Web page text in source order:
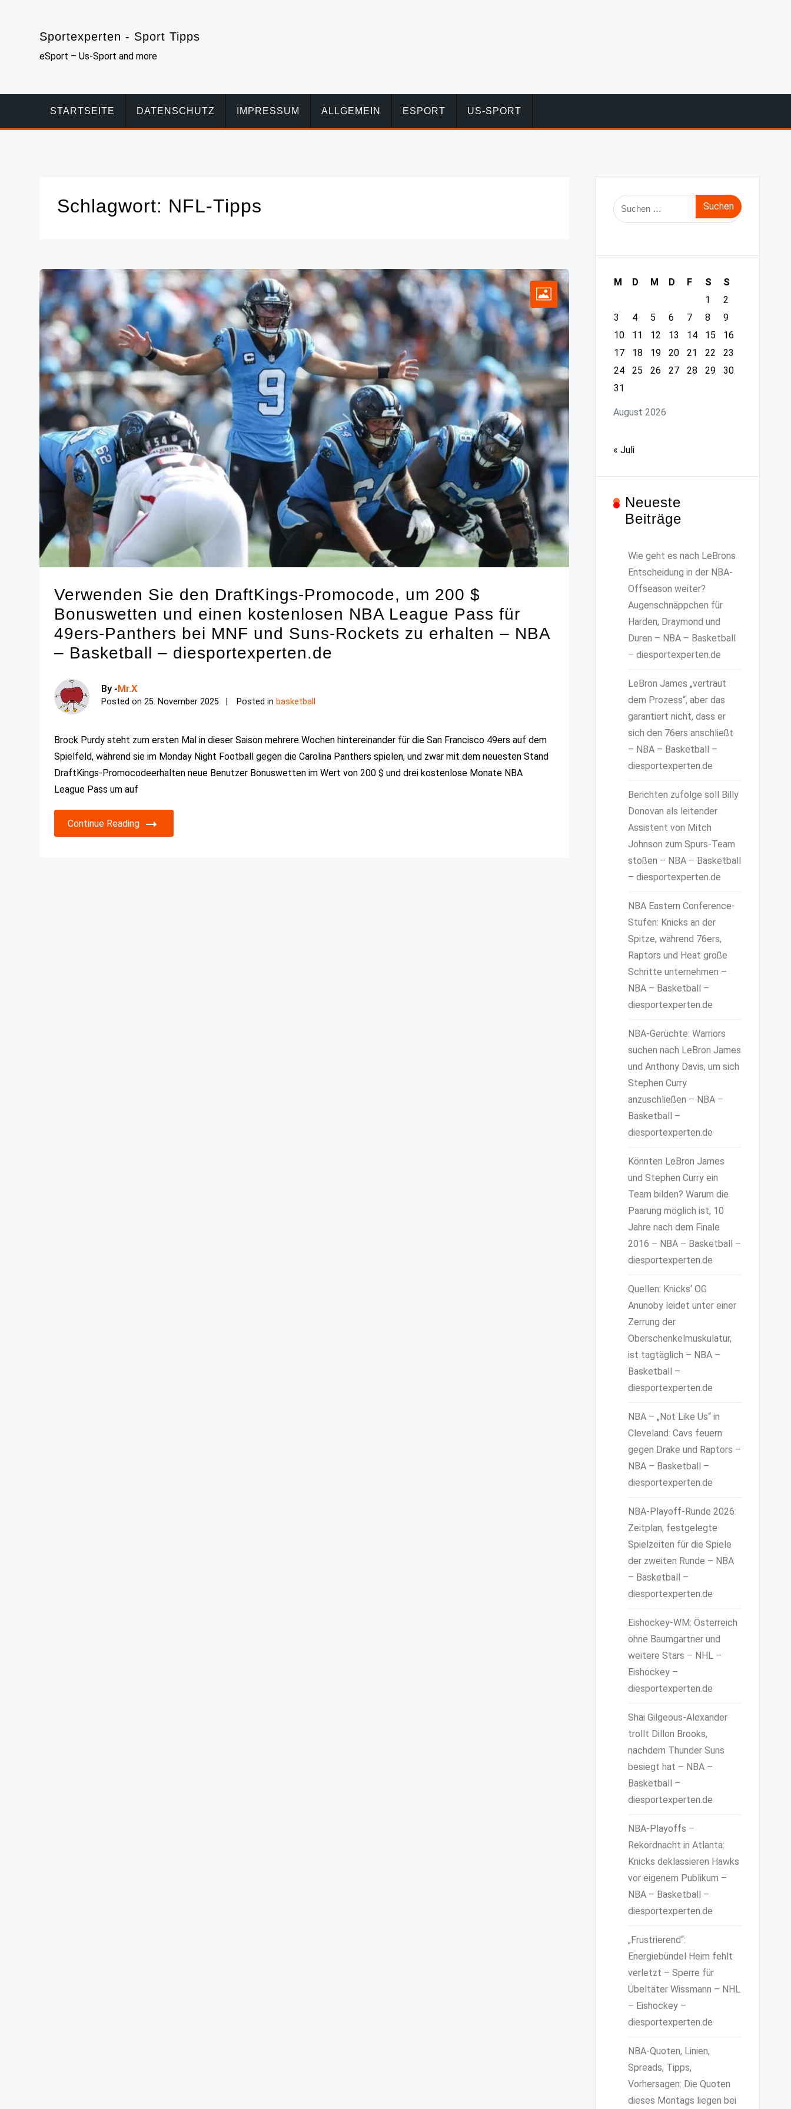
Sportexperten - Sport Tipps
eSport – Us-Sport and more
STARTSEITE DATENSCHUTZ IMPRESSUM ALLGEMEIN ESPORT US-SPORT
Schlagwort: NFL-Tipps
Verwenden Sie den DraftKings-Promocode, um 200 $
Bonuswetten und einen kostenlosen NBA League Pass für
49ers-Panthers bei MNF und Suns-Rockets zu erhalten – NBA
– Basketball – diesportexperten.de
By -Mr.X
Posted on25. November 2025 Posted in basketball
Brock Purdy steht zum ersten Mal in dieser Saison mehrere Wochen hintereinander für die San Francisco 49ers auf dem
Spielfeld, während sie im Monday Night Football gegen die Carolina Panthers spielen, und zwar mit dem neuesten Stand
DraftKings-Promocodeerhalten neue Benutzer Bonuswetten im Wert von 200 $ und drei kostenlose Monate NBA
League Pass um auf
Continue Reading
Suche
nach:
August 2026
M D M D F S
S
1
2
3
4 5 6 7 8
9
10
11 12 13 14 15
16
17
18 19 20 21 22
23
24
25 26 27 28 29
30
31
« Juli
Neueste
Beiträge
Wie geht es nach LeBrons
Entscheidung in der NBA-
Offseason weiter?
Augenschnäppchen für
Harden, Draymond und
Duren – NBA – Basketball
– diesportexperten.de
LeBron James „vertraut
dem Prozess“, aber das
garantiert nicht, dass er
sich den 76ers anschließt
– NBA – Basketball –
diesportexperten.de
Berichten zufolge soll Billy
Donovan als leitender
Assistent von Mitch
Johnson zum Spurs-Team
stoßen – NBA – Basketball
– diesportexperten.de
NBA Eastern Conference-
Stufen: Knicks an der
Spitze, während 76ers,
Raptors und Heat große
Schritte unternehmen –
NBA – Basketball –
diesportexperten.de
NBA-Gerüchte: Warriors
suchen nach LeBron James
und Anthony Davis, um sich
Stephen Curry
anzuschließen – NBA –
Basketball –
diesportexperten.de
Könnten LeBron James
und Stephen Curry ein
Team bilden? Warum die
Paarung möglich ist, 10
Jahre nach dem Finale
2016 – NBA – Basketball –
diesportexperten.de
Quellen: Knicks‘ OG
Anunoby leidet unter einer
Zerrung der
Oberschenkelmuskulatur,
ist tagtäglich – NBA –
Basketball –
diesportexperten.de
NBA – „Not Like Us“ in
Cleveland: Cavs feuern
gegen Drake und Raptors –
NBA – Basketball –
diesportexperten.de
NBA-Playoff-Runde 2026:
Zeitplan, festgelegte
Spielzeiten für die Spiele
der zweiten Runde – NBA
– Basketball –
diesportexperten.de
Eishockey-WM: Österreich
ohne Baumgartner und
weitere Stars – NHL –
Eishockey –
diesportexperten.de
Shai Gilgeous-Alexander
trollt Dillon Brooks,
nachdem Thunder Suns
besiegt hat – NBA –
Basketball –
diesportexperten.de
NBA-Playoffs –
Rekordnacht in Atlanta:
Knicks deklassieren Hawks
vor eigenem Publikum –
NBA – Basketball –
diesportexperten.de
„Frustrierend“:
Energiebündel Heim fehlt
verletzt – Sperre für
Übeltäter Wissmann – NHL
– Eishockey –
diesportexperten.de
NBA-Quoten, Linien,
Spreads, Tipps,
Vorhersagen: Die Quoten
dieses Montags liegen bei